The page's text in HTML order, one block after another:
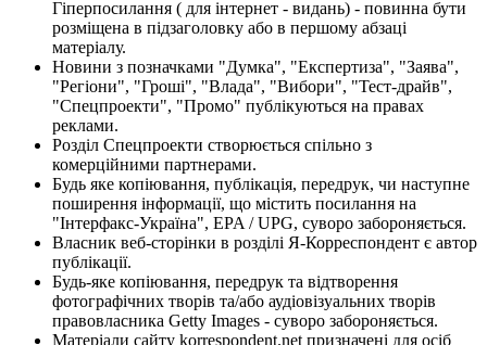
Гіперпосилання ( для інтернет - видань) - повинна бути
розміщена в підзаголовку або в першому абзаці
матеріалу.
Новини з позначками "Думка", "Експертиза", "Заява",
"Регіони", "Гроші", "Влада", "Вибори", "Тест-драйв",
"Спецпроекти", "Промо" публікуються на правах
реклами.
Розділ Спецпроекти створюється спільно з
комерційними партнерами.
Будь яке копіювання, публікація, передрук, чи наступне
поширення інформації, що містить посилання на
"Інтерфакс-Україна", EPA / UPG, суворо забороняється.
Власник веб-сторінки в розділі Я-Корреспондент є автор
публікації.
Будь-яке копіювання, передрук та відтворення
фотографічних творів та/або аудіовізуальних творів
правовласника Getty Images - суворо забороняється.
Матеріали сайту korrespondent.net призначені для осіб